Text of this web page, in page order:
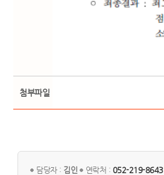
첨부파일
담당자 : 김인 연락처 : 052-219-8643